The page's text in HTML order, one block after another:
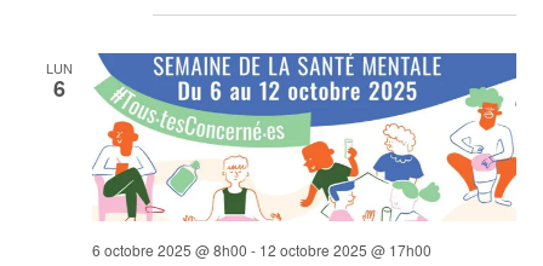
LUN
6
6 octobre 2025 @ 8h00 - 12 octobre 2025 @ 17h00